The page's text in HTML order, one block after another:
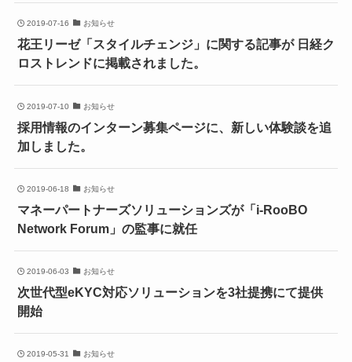
2019-07-16 お知らせ
花王リーゼ「スタイルチェンジ」に関する記事が 日経ク
ロストレンドに掲載されました。
2019-07-10 お知らせ
採用情報のインターン募集ページに、新しい体験談を追
加しました。
2019-06-18 お知らせ
マネーパートナーズソリューションズが「i-RooBO
Network Forum」の監事に就任
2019-06-03 お知らせ
次世代型eKYC対応ソリューションを3社提携にて提供
開始
2019-05-31 お知らせ